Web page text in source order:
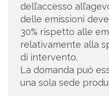
dell’accesso
delle emissioni
30% rispetto alle
relativamente alla
di intervento.
La domanda può
una sola sede